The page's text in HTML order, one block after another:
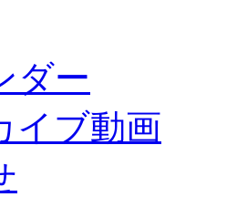
ダー
イブ動画